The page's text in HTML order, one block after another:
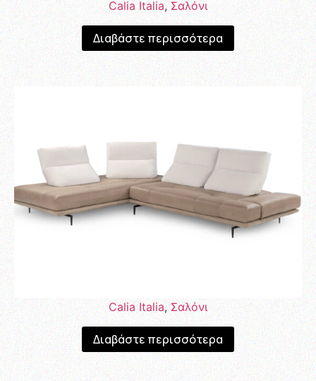
Calia Italia,Σαλόνι
Διαβάστε περισσότερα
Calia Italia, Σαλόνι
Διαβάστε περισσότερα